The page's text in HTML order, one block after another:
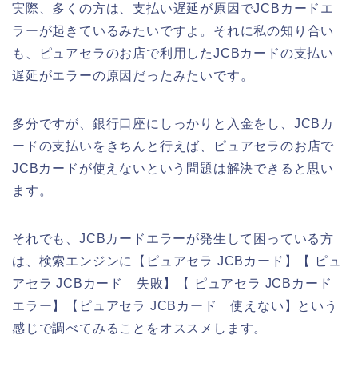
実際、多くの方は、支払い遅延が原因でJCBカードエ
ラーが起きているみたいですよ。それに私の知り合い
も、ピュアセラのお店で利用したJCBカードの支払い
遅延がエラーの原因だったみたいです。
多分ですが、銀行口座にしっかりと入金をし、JCBカ
ードの支払いをきちんと行えば、ピュアセラのお店で
JCBカードが使えないという問題は解決できると思い
ます。
それでも、JCBカードエラーが発生して困っている方
は、検索エンジンに【ピュアセラ JCBカード】【 ピュ
アセラ JCBカード 失敗】【 ピュアセラ JCBカード
エラー】【ピュアセラ JCBカード 使えない】という
感じで調べてみることをオススメします。